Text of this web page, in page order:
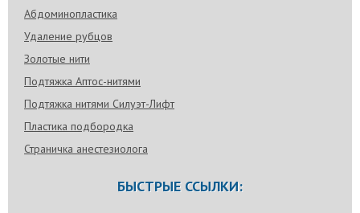
Абдоминопластика
Удаление рубцов
Золотые нити
Подтяжка Аптос-нитями
Подтяжка нитями Силуэт-Лифт
Пластика подбородка
Страничка анестезиолога
БЫСТРЫЕ ССЫЛКИ: